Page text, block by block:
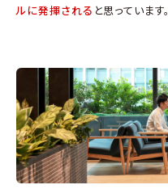
ルに発揮される と思っています。